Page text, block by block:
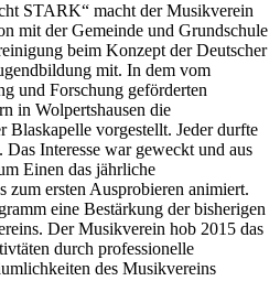
STARK“ macht der Musikverein
mit der Gemeinde und Grundschule
beim Konzept der Deutscher
mit. In dem vom
und Forschung geförderten
in Wolpertshausen die
Blaskapelle vorgestellt. Jeder durfte
Interesse war geweckt und aus
Einen das jährliche
zum ersten Ausprobieren animiert.
eine Bestärkung der bisherigen
Der Musikverein hob 2015 das
durch professionelle
des Musikvereins